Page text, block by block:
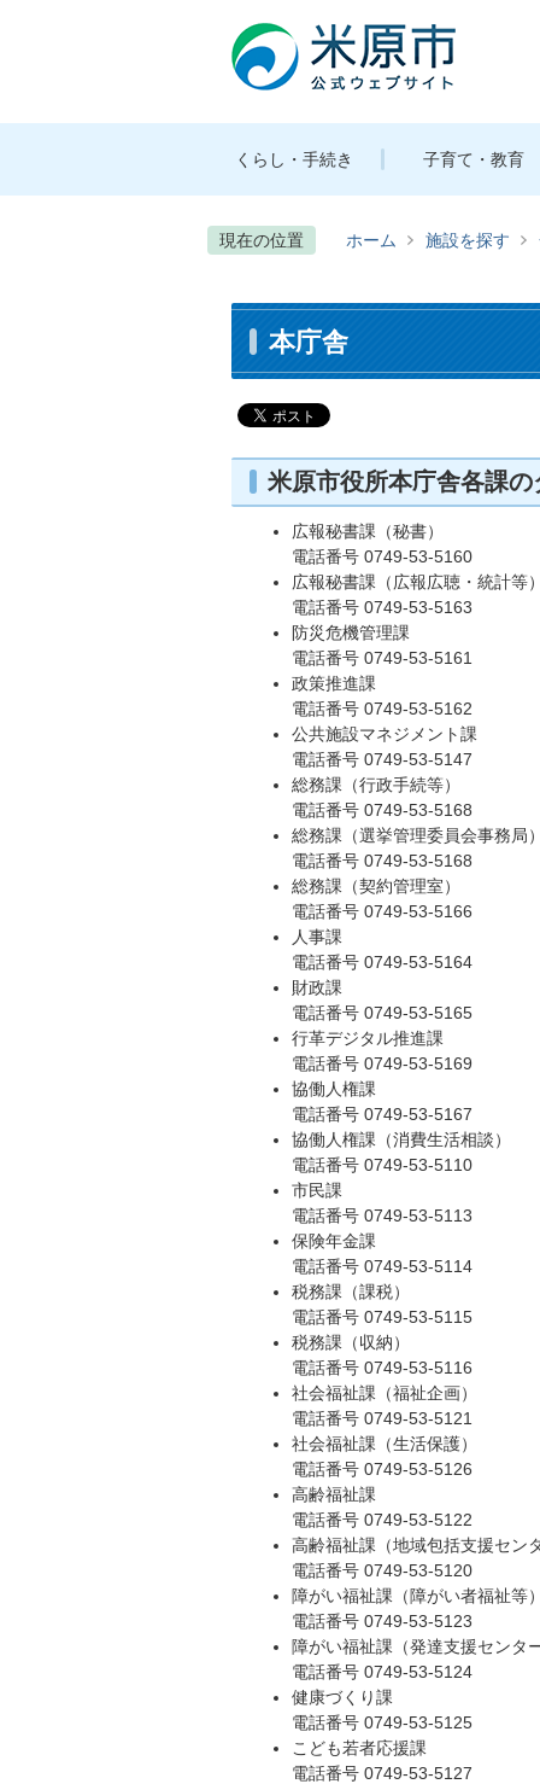
くらし・手続き 子育て・教育
現在の位置 ホーム 施設を探す
本庁舎
米原市役所本庁舎各課の
広報秘書課（秘書）
電話番号 0749-53-5160
広報秘書課（広報広聴・統計等）
電話番号 0749-53-5163
防災危機管理課
電話番号 0749-53-5161
政策推進課
電話番号 0749-53-5162
公共施設マネジメント課
電話番号 0749-53-5147
総務課（行政手続等）
電話番号 0749-53-5168
総務課（選挙管理委員会事務局）
電話番号 0749-53-5168
総務課（契約管理室）
電話番号 0749-53-5166
人事課
電話番号 0749-53-5164
財政課
電話番号 0749-53-5165
行革デジタル推進課
電話番号 0749-53-5169
協働人権課
電話番号 0749-53-5167
協働人権課（消費生活相談）
電話番号 0749-53-5110
市民課
電話番号 0749-53-5113
保険年金課
電話番号 0749-53-5114
税務課（課税）
電話番号 0749-53-5115
税務課（収納）
電話番号 0749-53-5116
社会福祉課（福祉企画）
電話番号 0749-53-5121
社会福祉課（生活保護）
電話番号 0749-53-5126
高齢福祉課
電話番号 0749-53-5122
高齢福祉課（地域包括支援センタ
電話番号 0749-53-5120
障がい福祉課（障がい者福祉等）
電話番号 0749-53-5123
障がい福祉課（発達支援センター
電話番号 0749-53-5124
健康づくり課
電話番号 0749-53-5125
こども若者応援課
電話番号 0749-53-5127